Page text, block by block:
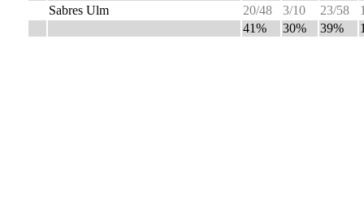
Sabres Ulm
20/48 3/10 23/58
41%
30% 39%